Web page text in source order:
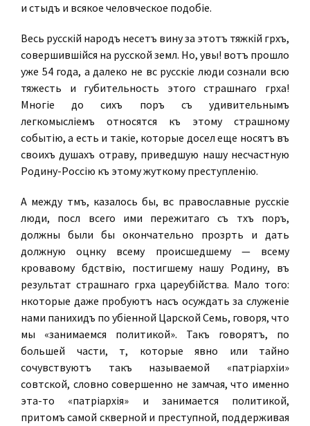
и стыдъ и всякое человѣческое подобіе.
Весь русскій народъ несетъ вину за этотъ тяжкій грѣхъ,
совершившійся на русской землѣ. Но, увы! вотъ прошло
уже 54 года, а далеко не всѣ русскіе люди сознали всю
тяжесть и губительность этого страшнаго грѣха!
Многіе до сихъ поръ съ удивительнымъ
легкомысліемъ относятся къ этому страшному
событію, а есть и такіе, которые доселѣ еще носятъ въ
своихъ душахъ отраву, приведшую нашу несчастную
Родину-Россію къ этому жуткому преступленію.
А между тѣмъ, казалось бы, всѣ православные русскіе
люди, послѣ всего ими пережитаго съ тѣхъ поръ,
должны были бы окончательно прозрѣть и дать
должную оцѣнку всему происшедшему — всему
кровавому бѣдствію, постигшему нашу Родину, въ
результатѣ страшнаго грѣха цареубійства. Мало того:
нѣкоторые даже пробуютъ насъ осуждать за служеніе
нами панихидъ по убіенной Царской Семьѣ, говоря, что
мы «занимаемся политикой». Такъ говорятъ, по
большей части, тѣ, которые явно или тайно
сочувствуютъ такъ называемой «патріархіи»
совѣтской, словно совершенно не замѣчая, что именно
эта-то «патріархія» и занимается политикой,
притомъ самой скверной и преступной, поддерживая